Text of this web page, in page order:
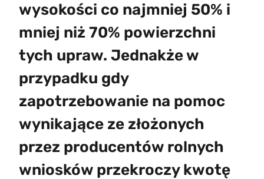
wysokości co najmniej 50% i
mniej niż 70% powierzchni
tych upraw. Jednakże w
przypadku gdy
zapotrzebowanie na pomoc
wynikające ze złożonych
przez producentów rolnych
wniosków przekroczy kwotę